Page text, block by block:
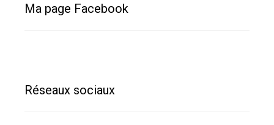
Ma page Facebook
Réseaux sociaux